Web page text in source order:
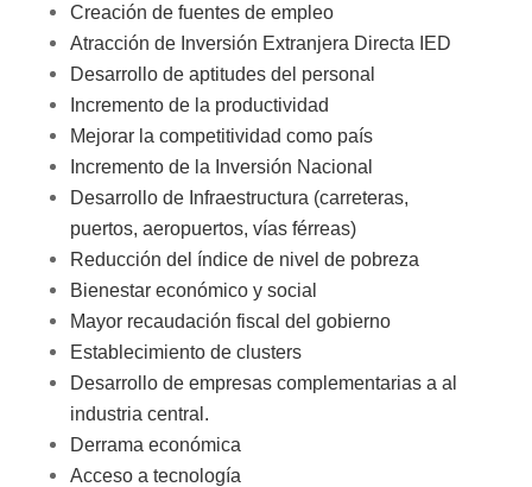
Creación de fuentes de empleo
Atracción de Inversión Extranjera Directa IED
Desarrollo de aptitudes del personal
Incremento de la productividad
Mejorar la competitividad como país
Incremento de la Inversión Nacional
Desarrollo de Infraestructura (carreteras,
puertos, aeropuertos, vías férreas)
Reducción del índice de nivel de pobreza
Bienestar económico y social
Mayor recaudación fiscal del gobierno
Establecimiento de clusters
Desarrollo de empresas complementarias a al
industria central.
Derrama económica
Acceso a tecnología